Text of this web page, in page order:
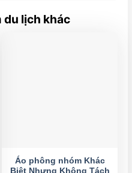
du lịch khác
Áo phông nhóm Khác
Biệt Nhưng Không Tách